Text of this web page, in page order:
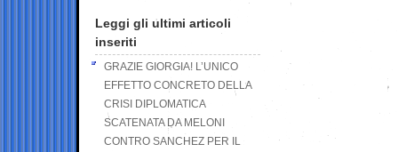
Leggi gli ultimi articoli
inseriti
GRAZIE GIORGIA! L’UNICO
EFFETTO CONCRETO DELLA
CRISI DIPLOMATICA
SCATENATA DA MELONI
CONTRO SANCHEZ PER IL